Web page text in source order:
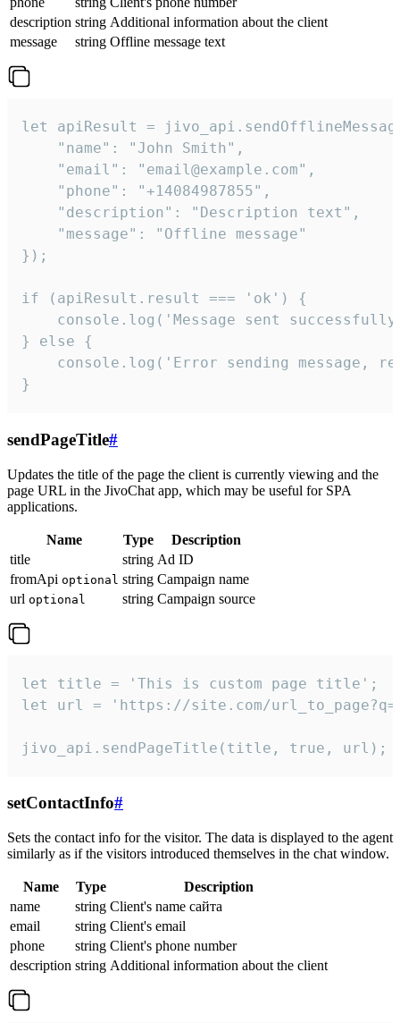
description string Additional information about the client
message
string Offline message text
let apiResult =
    "name": "John Smith",
    "email": "email@example.com",
    "phone": "+14084987855",
    "description": "Description text",
    "message": "Offline message"
});
if (apiResult.result === 'ok') {
console.log('Message sent
} else {
console.log('Error sending message,
}
sendPageTitle#
Updates the title of the page the client is currently viewing and the
page URL in the JivoChat app, which may be useful for SPA
applications.
Name Type
Description
title
string Ad ID
fromApi optional string Campaign name
url optional string Campaign source
let title = 'This is custom page title';
let url = 'https://site.com/
jivo_api.sendPageTitle(title, true, url);
setContactInfo#
Sets the contact info for the visitor. The data is displayed to the agent
similarly as if the visitors introduced themselves in the chat window.
Name Type
Description
name
string Client's name сайта
email
string Client's email
phone
string Client's phone number
description string Additional information about the client